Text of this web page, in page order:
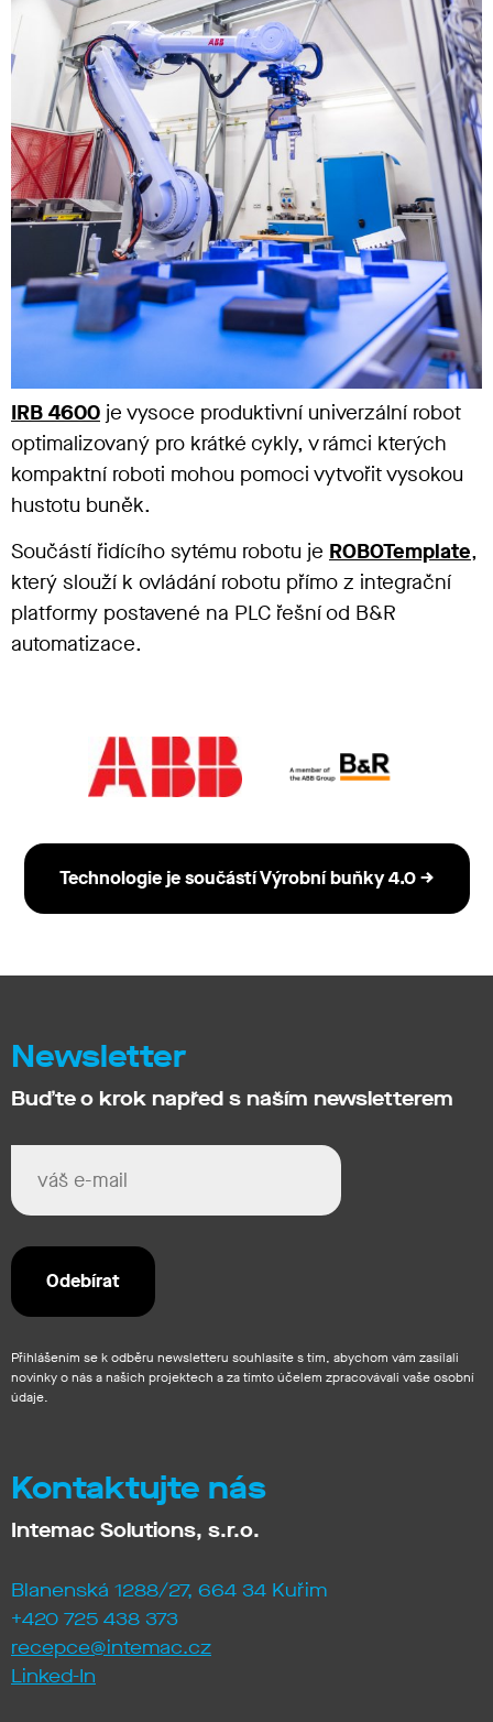
IRB 4600 je vysoce produktivní univerzální robot
optimalizovaný pro krátké cykly, v rámci kterých
kompaktní roboti mohou pomoci vytvořit vysokou
hustotu buněk.
Součástí řidícího sytému robotu je ROBOTemplate,
který slouží k ovládání robotu přímo z integrační
platformy postavené na PLC řešní od B&R
automatizace.
Technologie je součástí Výrobní buňky 4.0 →
Newsletter
Buďte o krok napřed s naším newsletterem
Přihlášením se k odběru newsletteru souhlasíte s tím, abychom vám zasílali
novinky o nás a našich projektech a za tímto účelem zpracovávali vaše osobní
údaje.
Kontaktujte nás
Intemac Solutions, s.r.o.
Blanenská 1288/27, 664 34 Kuřim
+420 725 438 373
recepce@intemac.cz
Linked-In